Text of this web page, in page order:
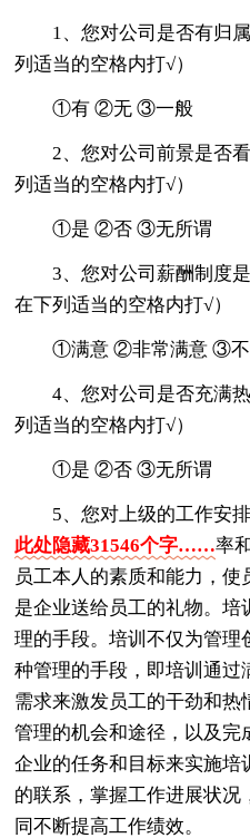
1、您对公司是否有归
列适当的空格内打√）
①有 ②无 ③一般
2、您对公司前景是否
列适当的空格内打√）
①是 ②否 ③无所谓
3、您对公司薪酬制度
在下列适当的空格内打√）
①满意 ②非常满意 ③
4、您对公司是否充满
列适当的空格内打√）
①是 ②否 ③无所谓
5、您对上级的工作安
此处隐藏31546个字……率
员工本人的素质和能力，使
是企业送给员工的礼物。培
理的手段。培训不仅为管理
种管理的手段，即培训通
需求来激发员工的干劲和热
管理的机会和途径，以及
企业的任务和目标来实施培
的联系，掌握工作进展状
同不断提高工作绩效。